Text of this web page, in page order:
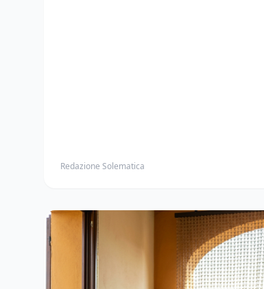
Redazione Solematica